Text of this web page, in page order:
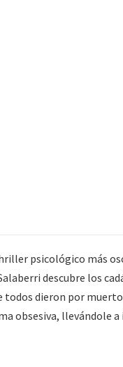
psicológico más
descubre los
dieron por
obsesiva, llevándole